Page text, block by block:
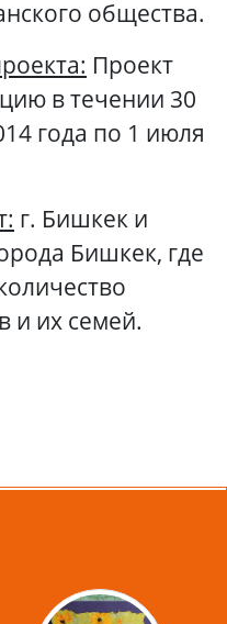
общества.
Проект
в течении 30
года по 1 июля
г. Бишкек и
Бишкек, где
и их семей.